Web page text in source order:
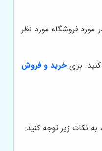
مورد فروشگاه مورد نظر
برایخرید و فروش
نکات زیر توجه کنید: